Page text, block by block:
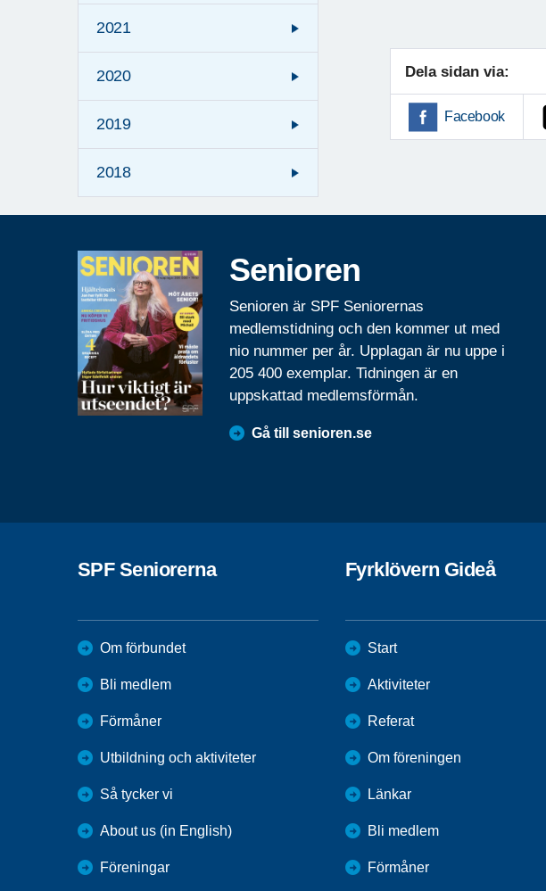
2021
2020
2019
2018
Dela sidan via:
Facebook
Senioren
Senioren är SPF Seniorernas
medlemstidning och den kommer ut med
nio nummer per år. Upplagan är nu uppe i
205 400 exemplar. Tidningen är en
uppskattad medlemsförmån.
Gå till senioren.se
SPF Seniorerna
Om förbundet
Bli medlem
Förmåner
Utbildning och aktiviteter
Så tycker vi
About us (in English)
Föreningar
Fyrklövern Gideå
Start
Aktiviteter
Referat
Om föreningen
Länkar
Bli medlem
Förmåner